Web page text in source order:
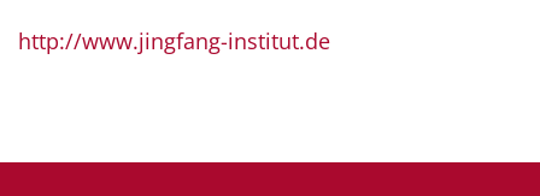
http://www.jingfang-institut.de